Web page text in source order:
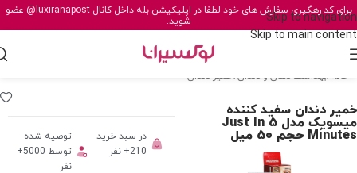
Skip to navigation
Skip to main content
برای کد رهگیری سفارش های خود لطفا در اپلیکیشن بله داخل کانال@luxiranapost عضو
شوید.
خانه /بهداشت دهان و دندان / خمیر دندان
خمیر دندان سفید کننده
میسویک مدل Just In 5
Minutes حجم 50 میل
در سبد خرید
210+ نفر
توصیه شده
توسط 5000+
نفر